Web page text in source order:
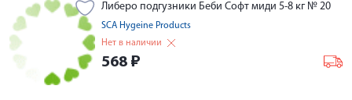
Либеро подгузники Беби Софт миди 5-8 кг № 20
SCA Hygeine Products
Нет в наличии
568 ₽